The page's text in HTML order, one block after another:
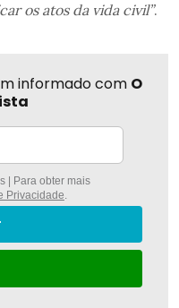
os atos da vida civil”.
informado com O
| Para obter mais
Privacidade.